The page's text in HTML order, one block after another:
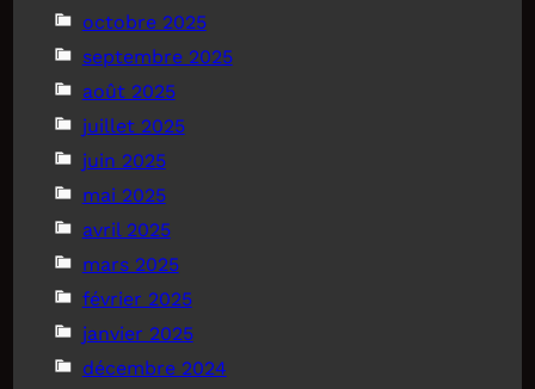
octobre 2025
septembre 2025
août 2025
juillet 2025
juin 2025
mai 2025
avril 2025
mars 2025
février 2025
janvier 2025
décembre 2024